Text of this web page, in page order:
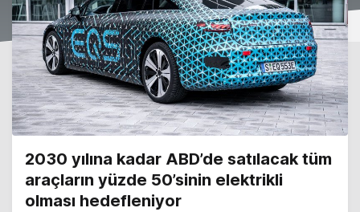
2030 yılına kadar ABD’de satılacak tüm
araçların yüzde 50’sinin elektrikli
olması hedefleniyor